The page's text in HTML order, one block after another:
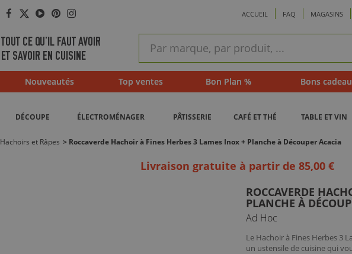
Facebook
Twitter
YouTube
Pinterest
Instagram ACCUEIL FAQ MAGASINS
TOUT CE QU'IL FAUT AVOIR
ET SAVOIR EN CUISINE
rapide
Nouveautés Top ventes Bon Plan % Bons
DÉCOUPE ÉLECTROMÉNAGER PÂTISSERIE CAFÉ ET THÉ TABLE ET VIN
Hachoirs et Râpes > Roccaverde Hachoir à Fines Herbes 3 Lames Inox + Planche à Découper Acacia
Livraison gratuite à partir de 85,00 €
ROCCAVERDE
PLANCHE À
Ad Hoc
Le Hachoir à Fines Herbes 3
un ustensile de cuisine qui